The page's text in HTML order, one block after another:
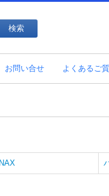
お問い合せ よくあるご
INAX